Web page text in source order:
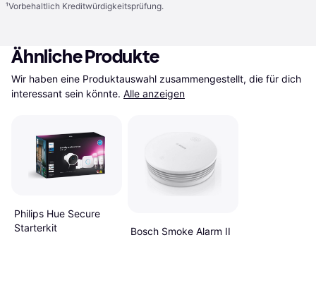
¹Vorbehaltlich Kreditwürdigkeitsprüfung.
Ähnliche Produkte
Wir haben eine Produktauswahl zusammengestellt, die für dich
interessant sein könnte. Alle anzeigen
Philips Hue Secure
Starterkit
Bosch Smoke Alarm II